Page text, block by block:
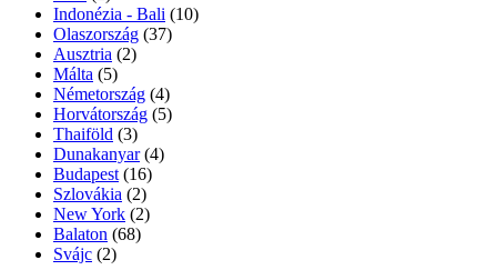
Indonézia - Bali (10)
Olaszország (37)
Ausztria (2)
Málta (5)
Németország (4)
Horvátország (5)
Thaiföld (3)
Dunakanyar (4)
Budapest (16)
Szlovákia (2)
New York (2)
Balaton (68)
Svájc (2)